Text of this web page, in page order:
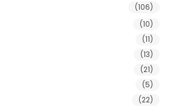
(106)
(10)
(11)
(13)
(21)
(5)
(22)